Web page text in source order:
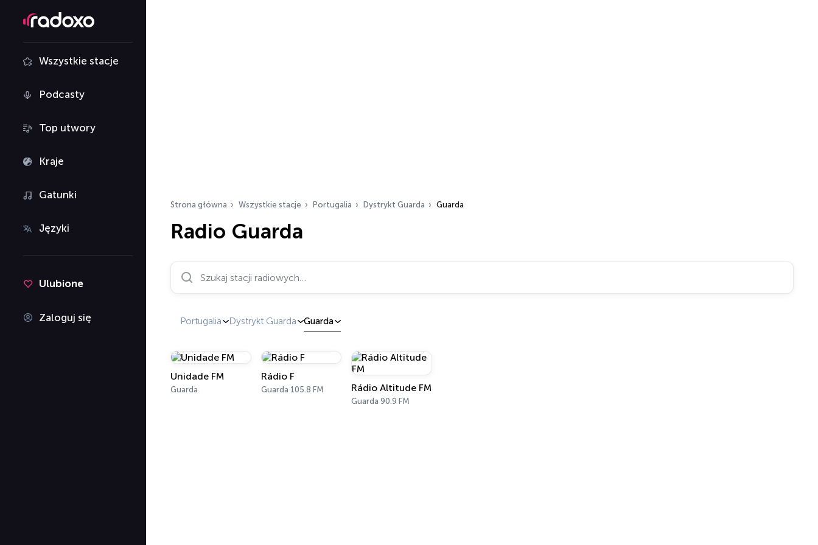
Wszystkie stacje
Podcasty
Top utwory
Kraje
Gatunki
Języki
Ulubione
Zaloguj się
Strona główna Wszystkie stacje Portugalia Dystrykt Guarda Guarda
Radio Guarda
Szukaj stacji radiowych…
Portugalia Dystrykt Guarda Guarda
Unidade FM
Guarda
Rádio F
Guarda 105.8 FM Rádio Altitude FM
Guarda 90.9 FM